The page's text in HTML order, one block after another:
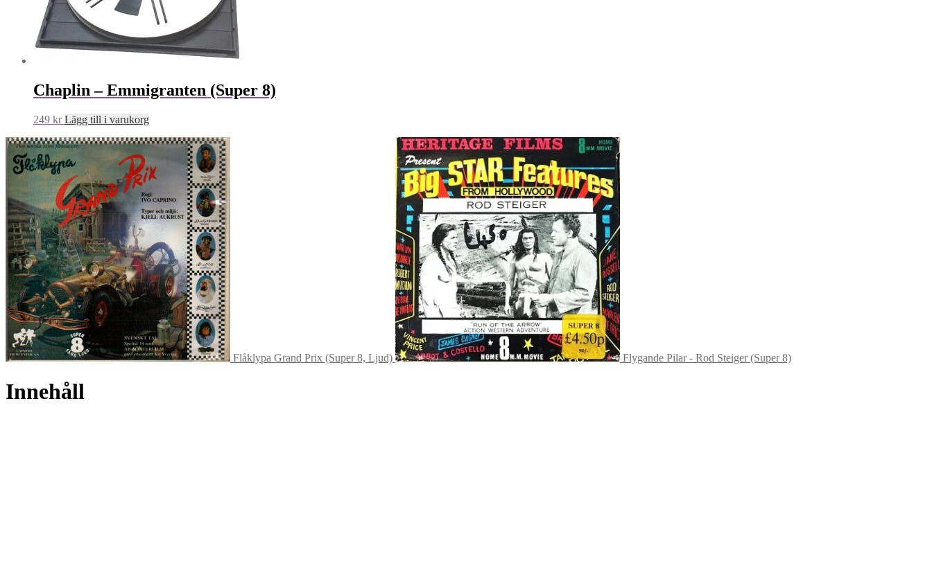
Chaplin – Emmigranten (Super 8)
249 kr Lägg till i varukorg
Flåklypa Grand Prix (Super 8, Ljud) Flygande Pilar - Rod Steiger (Super 8)
Innehåll